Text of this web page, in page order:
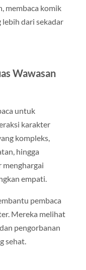
membaca komik
dari sekadar
Wawasan
untuk
karakter
kompleks,
hingga
menghargai
empati.
pembaca
Mereka melihat
pengorbanan
sehat.